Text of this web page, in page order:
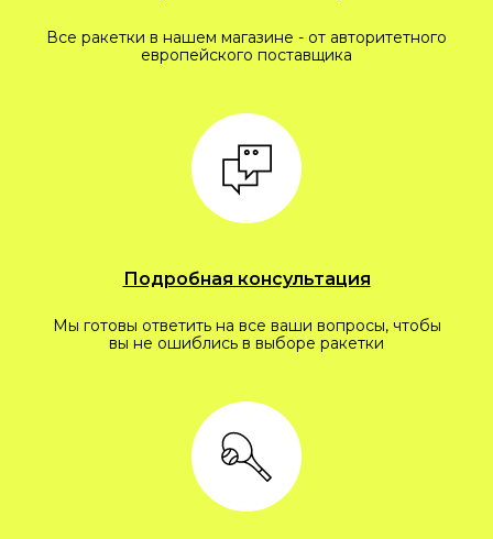
Все ракетки в нашем магазине - от авторитетного
европейского поставщика
Подробная консультация
Мы готовы ответить на все ваши вопросы, чтобы
вы не ошиблись в выборе ракетки